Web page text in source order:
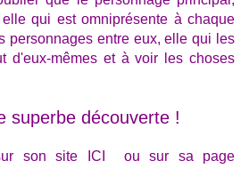
qui est omniprésente à chaque
personnages entre eux, elle qui les
d'eux-mêmes et à voir les choses
superbe découverte !
son site ICI ou sur sa page